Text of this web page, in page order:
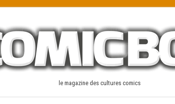
le magazine des cultures comics